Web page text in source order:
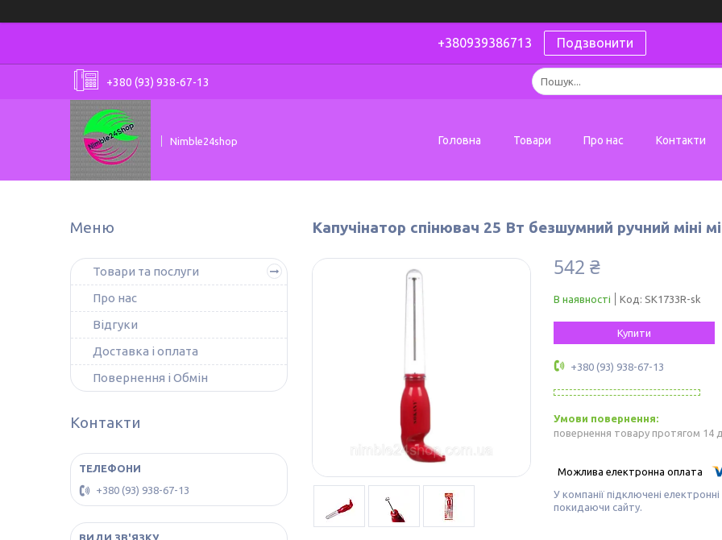
+380939386713 Подзвонити
+380 (93) 938-67-13
Nimble24shop Головна Товари Про нас Контакти
Капучінатор спінювач 25 Вт безшумний ручний міні
542 ₴
В наявності Код: SK1733R-sk
Купити
+380 (93) 938-67-13
повернення товару протягом 14
У компанії підключені
покидаючи сайту.
Товари та послуги
Про нас
Відгуки
Доставка і оплата
Повернення і Обмін
Контакти
+380 (93) 938-67-13